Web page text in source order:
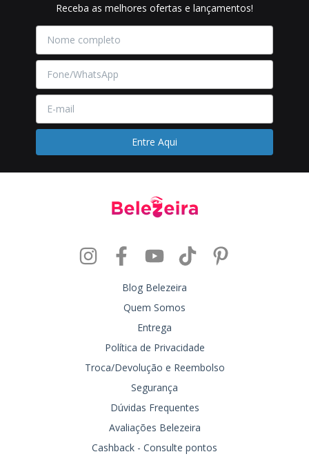
Receba as melhores ofertas e lançamentos!
Blog Belezeira
Quem Somos
Entrega
Política de Privacidade
Troca/Devolução e Reembolso
Segurança
Dúvidas Frequentes
Avaliações Belezeira
Cashback - Consulte pontos